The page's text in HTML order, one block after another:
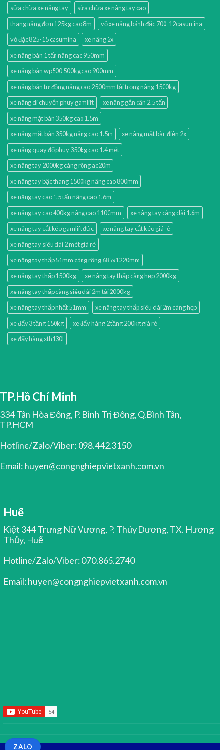
sửa chữa xe nâng tay
sửa chữa xe nâng tay cao
thang nâng đơn 125kg cao 8m
vỏ xe nâng bánh đặc 700-12casumina
vỏ đặc 825-15 casumina
xe nâng 2x
xe nâng bàn 1 tấn nâng cao 950mm
xe nâng bàn wp500 500kg cao 900mm
xe nâng bán tự động nâng cao 2500mm tải trọng nâng 1500kg
xe nâng di chuyển phuy gamlift
xe nâng gắn cân 2.5 tấn
xe nâng mặt bàn 350kg cao 1.5m
xe nâng mặt bàn 350kg nâng cao 1.5m
xe nâng mặt bàn điện 2x
xe nâng quay đổ phuy 350kg cao 1.4 mét
xe nâng tay 2000kg càng rộng ac20m
xe nâng tay bậc thang 1500kg nâng cao 800mm
xe nâng tay cao 1.5 tấn nâng cao 1.6m
xe nâng tay cao 400kg nâng cao 1100mm
xe nâng tay càng dài 1.6m
xe nâng tay cắt kéo gamlift đức
xe nâng tay cắt kéo giá rẻ
xe nâng tay siêu dài 2 mét giá rẻ
xe nâng tay thấp 51mm càng rộng 685x1220mm
xe nâng tay thấp 1500kg
xe nâng tay thấp càng hẹp 2000kg
xe nâng tay thấp càng siêu dài 2m tải 2000kg
xe nâng tay thấp nhất 51mm
xe nâng tay thấp siêu dài 2m càng hẹp
xe đẩy 3 tầng 150kg
xe đẩy hàng 2 tầng 200kg giá rẻ
xe đẩy hàng xth130l
TP.Hồ Chí Minh
334 Tân Hòa Đông, P. Bình Trị Đông, Q.Bình Tân,
TP.HCM
Hotline/Zalo/Viber: 098.442.3150
Email: huyen@congnghiepvietxanh.com.vn
Huế
Kiệt 344 Trưng Nữ Vương, P. Thủy Dương, TX. Hương
Thủy, Huế
Hotline/Zalo/Viber: 070.865.2740
Email: huyen@congnghiepvietxanh.com.vn
ZALO